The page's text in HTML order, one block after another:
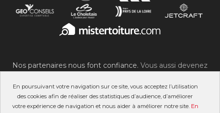
En poursuivant votre navigation sur ce site, vous acceptez l’utilisation
des cookies afin de réaliser des statistiques d’audience, d’améliorer
votre expérience de navigation et nous aider à améliorer notre site. En
Nos partenaires nous font confiance. Vous aussi devenez